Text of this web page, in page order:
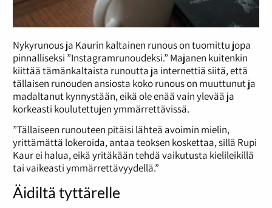
Nykyrunous ja Kaurin kaltainen runous on tuomittu jopa
pinnalliseksi ”Instagramrunoudeksi.” Majanen kuitenkin
kiittää tämänkaltaista runoutta ja internettiä siitä, että
tällaisen runouden ansiosta koko runous on muuttunut ja
madaltanut kynnystään, eikä ole enää vain ylevää ja
korkeasti koulutettujen ymmärrettävissä.
”Tällaiseen runouteen pitäisi lähteä avoimin mielin,
yrittämättä lokeroida, antaa teoksen koskettaa, sillä Rupi
Kaur ei halua, eikä yritäkään tehdä vaikutusta kielileikillä
tai vaikeasti ymmärrettävyydellä.”
Äidiltä tyttärelle